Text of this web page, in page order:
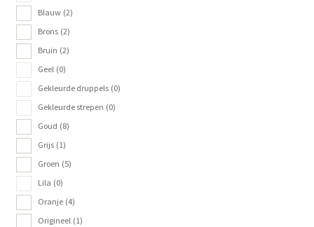
Ornamenten
Auto
Verlichting
Blauw (2)
Brons (2)
Bruin (2)
Geel (0)
Gekleurde druppels (0)
Gekleurde strepen (0)
Goud (8)
Grijs (1)
Groen (5)
Lila (0)
Oranje (4)
Origineel (1)